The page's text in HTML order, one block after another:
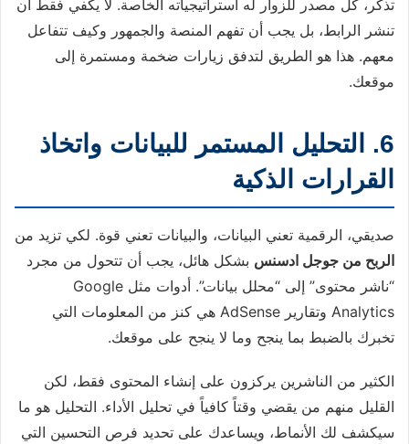
تذكر، كل مصدر للزوار له استراتيجياته الخاصة. لا يكفي فقط أن
تنشر الرابط، بل يجب أن تفهم المنصة والجمهور وكيف تتفاعل
معهم. هذا هو الطريق لتدفق زيارات ضخمة ومستمرة إلى
موقعك.
6. التحليل المستمر للبيانات واتخاذ
القرارات الذكية
صديقي، الرقمية تعني البيانات، والبيانات تعني قوة. لكي تزيد من
الربح من جوجل ادسنس بشكل هائل، يجب أن تتحول من مجرد
“ناشر محتوى” إلى “محلل بيانات”. أدوات مثل Google
Analytics وتقارير AdSense هي كنز من المعلومات التي
تخبرك بالضبط بما ينجح وما لا ينجح على موقعك.
الكثير من الناشرين يركزون على إنشاء المحتوى فقط، لكن
القليل منهم من يقضي وقتاً كافياً في تحليل الأداء. التحليل هو ما
سيكشف لك الأنماط، ويساعدك على تحديد فرص التحسين التي